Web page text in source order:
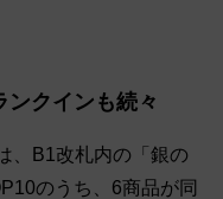
クインも続々
、B1改札内の「銀の
のうち、6商品が同